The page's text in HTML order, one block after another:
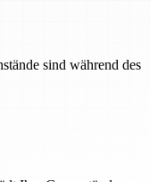
sind während des